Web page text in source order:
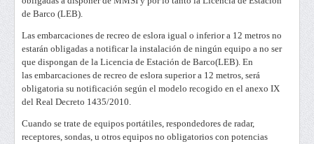
de Barco (LEB).
Las embarcaciones de recreo de eslora igual o inferior a 12 metros no
estarán obligadas a notificar la instalación de ningún equipo a no ser
que dispongan de la Licencia de Estación de Barco(LEB). En
las embarcaciones de recreo de eslora superior a 12 metros, será
obligatoria su notificación según el modelo recogido en el anexo IX
del Real Decreto 1435/2010.
Cuando se trate de equipos portátiles, respondedores de radar,
receptores, sondas, u otros equipos no obligatorios con potencias